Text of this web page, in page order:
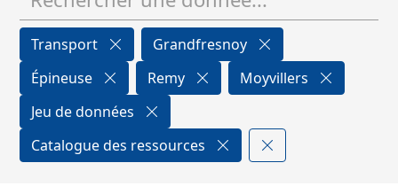
Transport
Grandfresnoy
Épineuse
Remy
Moyvillers
Jeu de données
Catalogue des ressources